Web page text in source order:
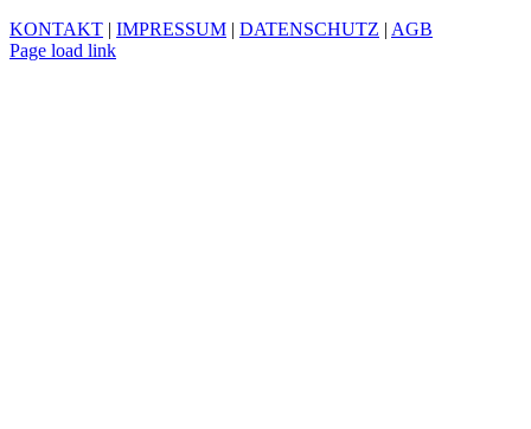
KONTAKT | IMPRESSUM | DATENSCHUTZ | AGB
Facebook
Xing
LinkedIn
YouTube
Page load link